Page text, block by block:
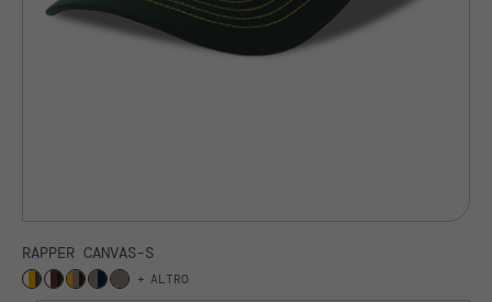
RAPPER CANVAS-S
ALTRO